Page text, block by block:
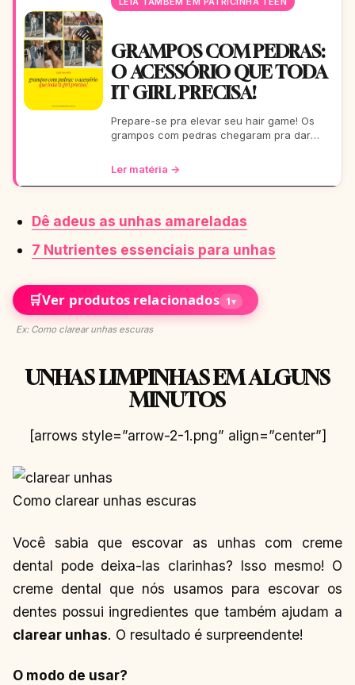
GRAMPOS COM PEDRAS:
O ACESSÓRIO QUE TODA
IT GIRL PRECISA!
Prepare-se pra elevar seu hair game! Os
grampos com pedras chegaram pra dar
casual a uma festa b
Ler matéria →
Dê adeus as unhas amareladas
7 Nutrientes essenciais para unhas
🛒Ver produtos relacionados 1▾
Ex: Como clarear unhas escuras
UNHAS LIMPINHAS EM ALGUNS
MINUTOS
[arrows style=”arrow-2-1.png” align=”center”]
Como clarear unhas escuras
Você sabia que escovar as unhas com creme
dental pode deixa-las clarinhas? Isso mesmo! O
creme dental que nós usamos para escovar os
dentes possui ingredientes que também ajudam a
clarear unhas. O resultado é surpreendente!
O modo de usar?